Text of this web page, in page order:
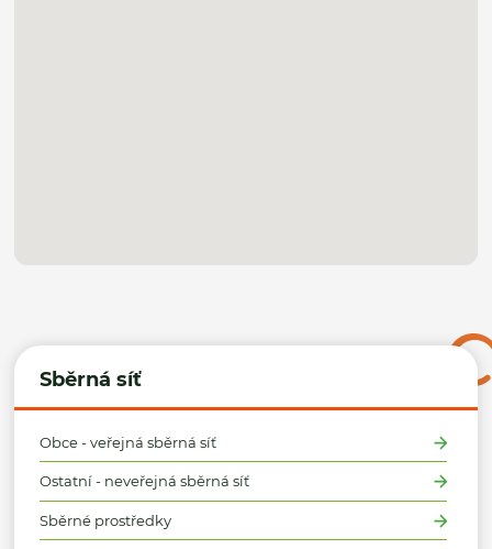
Sběrná síť
Obce - veřejná sběrná síť
Ostatní - neveřejná sběrná síť
Sběrné prostředky